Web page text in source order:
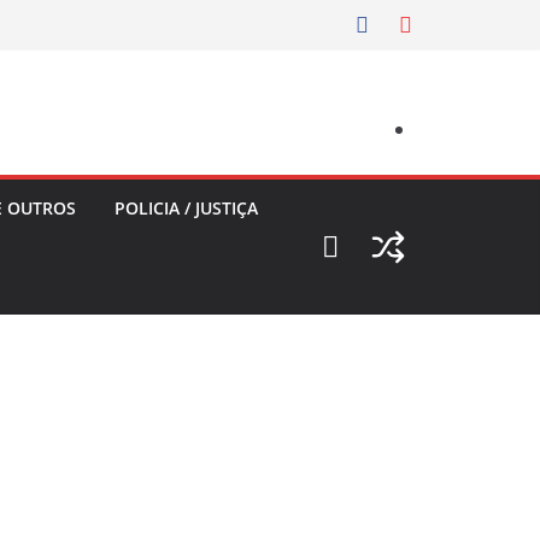
OUTROS POLICIA / JUSTIÇA